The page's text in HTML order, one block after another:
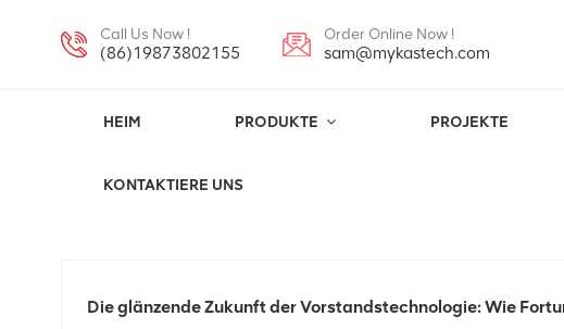
Call Us Now !
(86)19873802155
Order Online Now !
sam@mykastech.com
HEIM PRODUKTE PROJEKTE
KONTAKTIERE UNS
Hintergrund Des Besprechungsraums.
Die glänzende Zukunft der Vorstandstechnologie: Wie